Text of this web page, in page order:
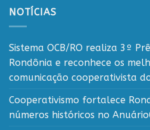
NOTÍCIAS
Sistema OCB/RO realiza 3º
Rondônia e reconhece os
comunicação cooperativista
Cooperativismo fortalece
números históricos no